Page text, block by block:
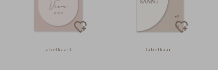
labelkaart labelkaart